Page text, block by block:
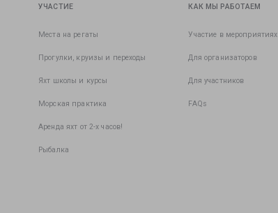
УЧАСТИЕ
Места на регаты
Прогулки, круизы и переходы
Яхт школы и курсы
Морская практика
Аренда яхт от 2-х часов!
Рыбалка
КАК МЫ РАБОТАЕМ
Участие в мероприятиях
Для организаторов
Для участников
FAQs